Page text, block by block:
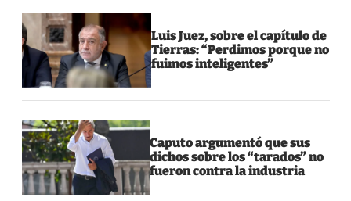
Luis Juez, sobre el capítulo de
Tierras: “Perdimos porque no
fuimos inteligentes”
Caputo argumentó que sus
dichos sobre los “tarados” no
fueron contra la industria